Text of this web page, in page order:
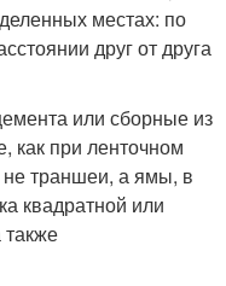
местах: по
друг от друга
или сборные из
как при ленточном
траншеи, а ямы, в
квадратной или